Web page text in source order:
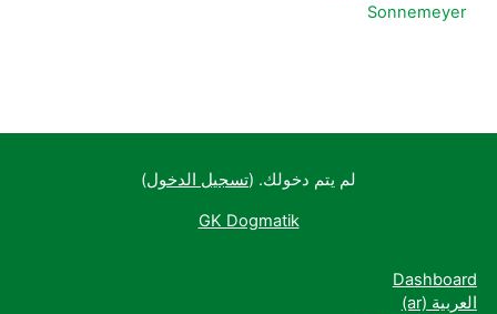
Sonnemeyer
لم يتم دخولك. (تسجيل الدخول)
GK Dogmatik
Dashboard
العربية ‎(ar)‎